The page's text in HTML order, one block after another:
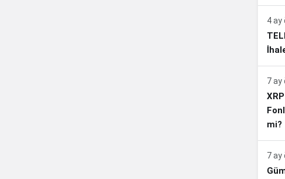
4 ay
7 ay
mi?
7 ay